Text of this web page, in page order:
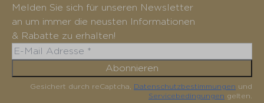
Melden Sie sich für unseren Newsletter
an um immer die neusten Informationen
& Rabatte zu erhalten!
Abonnieren
Gesichert durch reCaptcha, Datenschutzbestimmungen und
Servicebedingungen gelten.